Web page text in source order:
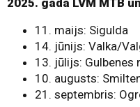
2025. gada LVM MTB
11. maijs: Sigulda
14. jūnijs: Valka/
13. jūlijs: Gulbenes
10. augusts:
21. septembris: